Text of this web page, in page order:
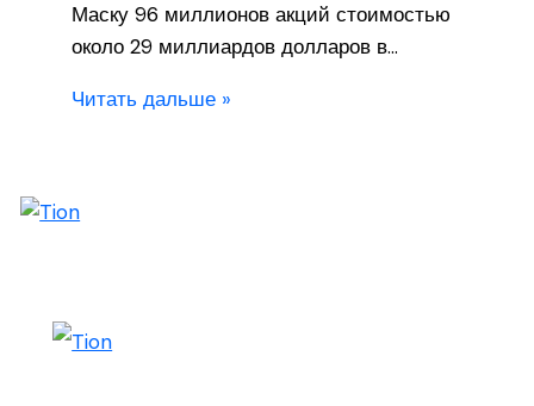
Маску 96 миллионов акций стоимостью
около 29 миллиардов долларов в…
Читать дальше »